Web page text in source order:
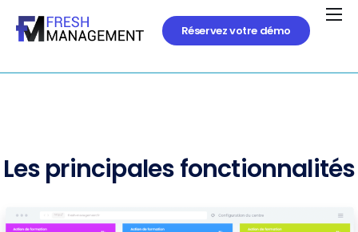
Réservez votre démo
Les principales fonctionnalités